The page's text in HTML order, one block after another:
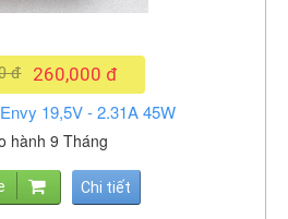
260,000 đ
đ
19,5V - 2.31A 45W
hành 9 Tháng
Chi tiết